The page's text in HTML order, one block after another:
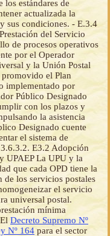
estándares de
actualizada la
sus condiciones. - E.3.4
del Servicio
de procesos operativos
por el Operador
y la Unión Postal
promovido el Plan
implementado por
Público Designado
con los plazos y
la asistencia
Designado cuente
el sistema de
E3.2 Adopción
UPAEP La UPU y la
que cada OPD tiene la
los servicios postales
el servicio
universal postal.
mínima
Decreto Supremo Nº
Nº 164para el sector postal, establece en su Art.12 la oferta mínima para la prestación del SPU consistente en la admisión, clasificación, transporte y distribución considerando inicialmente un paquete mínimo de servicios que el OPD se encuentra obligado a cumplir. Considerando los avances tecnológicos y las nuevas necesidades de los habitantes del país, es necesaria una actualización de esta prestación mínima con la finalidad de satisfacer las necesidades de comunicación postal en el país. 3.6.3.4. E.3.4 Desarrollar una Norma Técnica para la Prestación del Servicio Postal Universal. Se requiere el desarrollo de una norma técnica que establezca las condiciones, criterios y modalidad bajo las cuales se prestará el SPU para lograr una prestación del servicio acorde a las necesidades en función de las zonas postales. Como se observa el Plan Estratégico Postal plantea una trilogía fundamental Universalización + Tecnología + Calidad como factores clave de éxito. 4. PLANIFICACIÓN Se presenta en este punto, la operativización de las estrategias para alcanzar los objetivos estratégicos planteados, acciones estratégicas que se tomarán para lograrlos y responder a la problemática identificada del Sector Postal en Bolivia. Previa a la implementación de estas acciones estratégicas, es necesario e imprescindible la reestructuración y modernización del OPD, lo que permitirá garantizar el desarrollo, cumplimiento y sostenibilidad del SPU. Estas acciones estratégicas son: - Impulsar el desarrollo y expansión de la red postal implementando infraestructura y cobertura así como la operabilidad del SPU en circunstancias que no demuestren niveles de rentabilidad adecuados. - Definir una metodología para estimación de la prestación y cobertura del SPU en el territorio nacional basado en la definición de la zona postal como una unidad mínima de análisis. - Modernizar, articular el uso y adopción de tecnología para el SPU, impulsar el desarrollo y uso de contenidos y aplicaciones digitales, promocionando su desarrollo. - Mantener actualizada la prestación mínima obligatoria del OPD y sus condiciones, considerando las innovaciones tecnológicas y los nuevos servicios que satisfagan las necesidades básicas de comunicación de los habitantes del país. - Desarrollar una Norma Técnica para la Prestación del Servicio Postal Universal. - Sentar presencia nacional para regulación y fiscalización sectorial del SPU. Esta tarea está a cargo del ente regulador, mismo que debe incorporar además en su plan estratégico institucional las actividades, planes técnicos, estadísticas y otras relacionadas al sector. - Fortalecer la participación nacional en organismos sectoriales y de integración internacional. De acuerdo a los objetivos estratégicos planteados, se presenta a continuación la programación de resultados y acciones respectivas. 4.1. DESARROLLO Y EXPANSIÓN DE LA RED POSTAL IMPLEMENTANDO INFRAESTRUCTURA Y COBERTURA Referido a la universalización del servicio postal a través del impulso al desarrollo e implementación de infraestructura y cobertura de acceso al Servicio Postal Universal, se tienen desarrollados documentos con propuestas para la modernización del Operador Postal Designado para que a través de su desarrollo, fortalecimiento de su infraestructura, se logre la cobertura nacional respectiva. 4.1.1. Determinación de la cobertura geográfica y poblacional del SPU Si bien el Operador Público Designado cuenta con la red más amplia a nivel nacional, su cobertura se limita al área urbana con bajo desarrollo del servicio, principalmente en el área rural y periurbana. La Tabla siguiente que muestra el objetivo estratégico O. E.1 y su desagregación en dos estrategias que permitirán la ampliación de cobertura del OPD en el mediano plazo. Las Estrategias son los lineamientos que se deberán tener en cuenta a tiempo de formular los proyectos del sector postal. Los valores meta están planteados para el año 2020, sus formas de cálculo se establecen en criterios cuantitativos más que cualitativos. Objetivo estratégico Estrategia Criterio e Indicador meta al 2020 Universalización de los servicios postales E.1.1 Desarrollar el Servicio Postal Universal 50 % de las comunidades con más de 200 habitantes acceden al Servicio Postal Universal a 10 km de distancia como máximo. E.1.2 Ampliar la cobertura del servicio 100 % de las capitales de municipio con acceso al Servicio Postal Universal. Para el propósito del presente plan se plantea estos dos indicadores meta al 2020: - 100 % de las capitales de municipio con acceso al Servicio Postal Universal. - 50 % de las comunidades con más de 200 habitantes acceden al Servicio Postal Universal a 10 km de distancia como máximo. Para la determinación de la cobertura considerando las metas arriba citadas y la organización geopolítica y administrativa del país (departamentos, provincias, municipios y localidades), en el mediano plazo el Plan de Prestación del Servicio Postal Universal debe focalizarse en lograr la universalización del SPU sobre la mayor cantidad de población posible, la siguiente tabla muestra la estructura del Estado Plurinacional y su dimensión. La población de Bolivia al 2014 según el INE es de 11,216,054 habitantes y está distribuida geográficamente de la siguiente manera: Figura: Distribución política boliviana Ítem Cantidad Departamentos 9 Provincias 112 Municipios 339 Comunidades 18,802 Localidades 27,871 Fuente: VMTEL 2014 La población está distribuida en 339 municipios con un total de 27.871 localidades. La ilustración siguiente muestra la segmentación de localidades por cantidad de habitantes de acuerdo al último censo. Existen 11,395 localidades que tienen menos de 50 habitantes. Esto muestra la baja concentración de población a nivel rural. Las localidades con igual o mayor población a 2.000 habitantes son consideradas urbanas y alcanzan la cifra de 204; entre 200 y 2,000 habitantes se encuentran 4,261 localidades; de 100 a 200 habitantes por localidad se tienen 5,863 y entre 50 a 100 habitantes existen 6,148 localidades. A nivel rural los segmentos de más de 50 y menos de 2,000 habitantes representan una población de más de 3 millones de habitantes y esto representa el 30% del total Bolivia, hay que tomar en cuenta que estos segmentos suman más de 16 mil localidades (16.272). De las 204 localidades urbanas solo 154 son capitales de municipio, lo que equivale decir que para alcanzar la meta de llegar a todas las capitales de 339 municipios 185 son capitales con menos de 2000 habitantes. Por esta razón se deben establecer metas progresivas y realistas de mejora de la accesibilidad de la población al SPU. Es importante que en el marco regulatorio se especifique, para disminuir su impacto económico, y si así se considera en la propuesta de SPU (Primer eje de la Reforma), que la red de oficinas y puntos de admisión y atención postal del Operador Designado pueda ser propia o concertada con terceros. 4.1.2. Metas de accesibilidad y Tipos de cobertura del SPU De las anteriores consideraciones se deduce que a mediano plazo deberán instalarse oficinas, sucursales y puntos de atención propias en 154 capitales de municipio y las restantes 185 deberán cubrirse con puntos de atención o recogida habilitados a través de alianzas o acuerdos con instituciones afines. Dado que el OPD es el responsable de la implementación del Plan de Prestación del Servicio Postal Universal, la planificación de cobertura del SPU, se debe iniciar con un plan de modernización de sus capacidades operativas y su cobertura. 4.2. DEFINICIÓN DE METODOLOGÍA PARA ESTIMACIÓN DE PRESTACIÓN Y COBERTURA DEL SPU Se debe definir una metodología para estimación de la prestación y cobertura del SPU en el territorio nacional basado en la definición de la zona postal como una unidad mínima de análisis. Al momento, no se cuenta con un sistema de información que permita determinar una línea base y medir el impacto de la implementación del SPU. A partir de la implementación de la zonificación postal, se instaura una nueva metodología para la estimación de la prestación y cobertura del SPU en el territorio Nacional. La escasa disponibilidad de información para la estimación del SPU como un servicio diferenciado de los demás servicios postales, ha constituido una de las limitantes en los procesos de formulación de diagnóstico cuantitativo, debido a la falta de un sistema con información estandarizada. De ese modo, se ha identificado la necesidad de estructurar y establecer un sistema de información estadístico y territorial estandarizado para el SPU que permita evaluar el comportamiento del servicio en función de calidad, accesibilidad y asequibilidad. Dicha herramienta permitirá la estructuración de una base de datos sólida con cuatro aristas de intervención: rector, regulador, operadores postales y usuarios, con el fin de: - Disponer de información sólida que facilite los procesos de planificación y generación de lineamientos para el sector postal. - Mejorar el monitoreo de la dinámica postal del SPU por parte del ente rector y el regulador del sector. - Optimizar los procesos de registro y control de los objetos postales para el Operador Postal Designado. - Facilitar el acceso a la información oportuna para el usuario. 4.2.1. Despliegue y Desarrollo del SPU, en áreas rurales o de interés social. Una vez establecida la definición específica del alcance del Servicio Postal Universal para el Operador Postal Designado, establecidas las normas técnicas, administrativas y legales para los diferentes mecanismos de atención del SPU, a ser implementados por el Operador Postal Designado, se deben hacer esfuerzos y acciones para el despliegue, desarrollo del SPU en áreas rurales o de interés social. Con el objeto de potenciar el acceso y la calidad de la prestación del Servicio Postal Universal en todo el territorio nacional especialmente en áreas rurales o de interés social, es necesario que se realicen estudios técnicos de geolocalización para la ubicación ó